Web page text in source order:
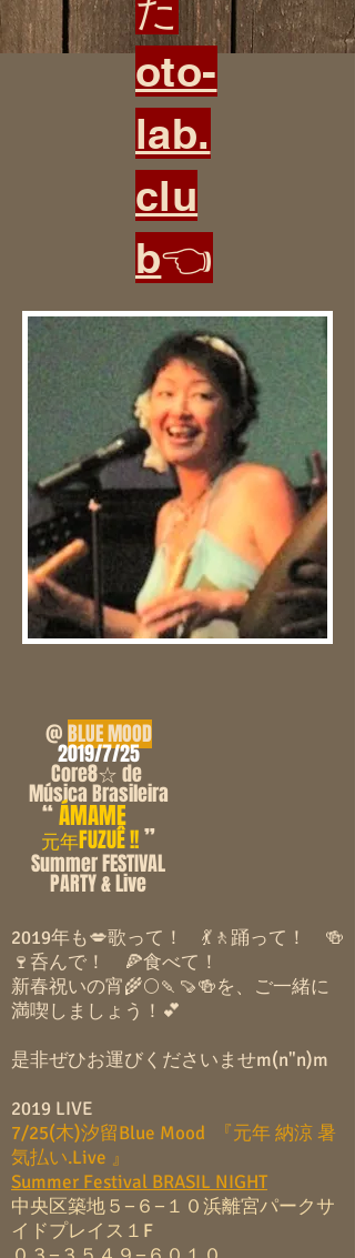
oto-
lab.
clu
b👈
@BLUE MOOD
2019/7/25
Core8☆ de
Música Brasileira
“ÁMAME
元年FUZUÊ !!”
Summer FESTIVAL
PARTY & Live
2019年も💋歌って！ 💃🚶踊って！ 🍻
🍷呑んで！ 🍕食べて！
新春祝いの宵🌾🌕🍡🍠🍻を、ご一緒に
満喫しましょう！ 💕
是非ぜひお運びくださいませm(n"n)m
2019 LIVE
7/25(木)汐留Blue Mood 『元年 納涼 暑
気払い.Live 』
Summer Festival BRASIL NIGHT
中央区築地５−６−１０浜離宮パークサ
イドプレイス１F